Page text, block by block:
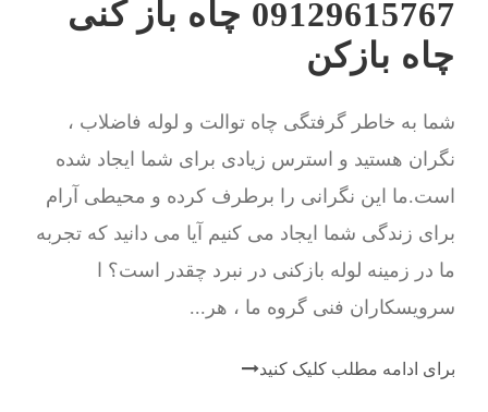
09129615767 چاه باز کنی
چاه بازکن
شما به خاطر گرفتگی چاه توالت و لوله فاضلاب ،
نگران هستید و استرس زیادی برای شما ایجاد شده
است.ما این نگرانی را برطرف کرده و محیطی آرام
برای زندگی شما ایجاد می کنیم آیا می دانید که تجربه
ما در زمینه لوله بازکنی در نبرد چقدر است؟ ا
سرویسکاران فنی گروه ما ، هر...
برای ادامه مطلب کلیک کنید